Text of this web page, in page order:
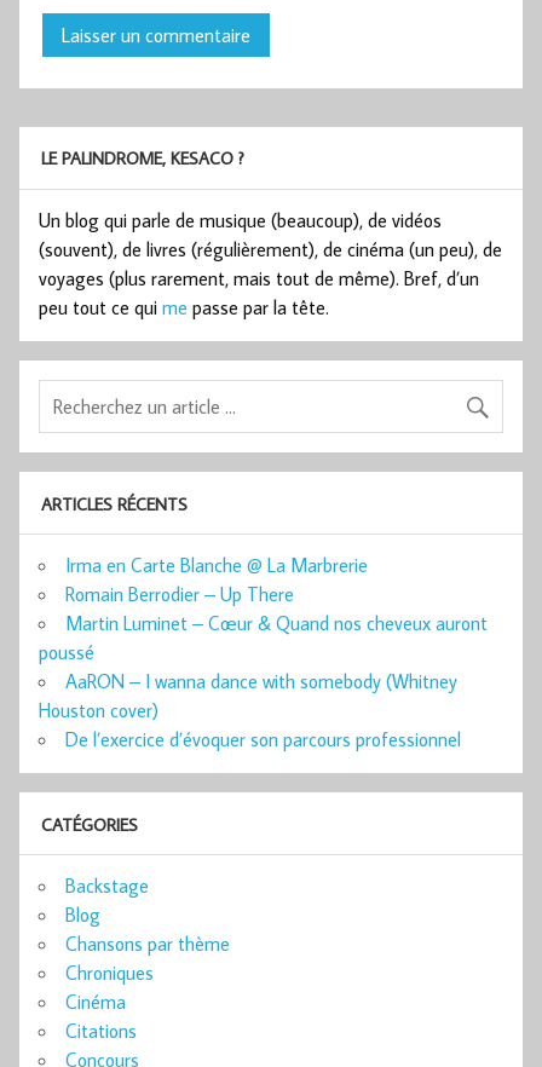
LE PALINDROME, KESACO ?
Un blog qui parle de musique (beaucoup), de vidéos
(souvent), de livres (régulièrement), de cinéma (un peu), de
voyages (plus rarement, mais tout de même). Bref, d’un
peu tout ce qui me passe par la tête.
ARTICLES RÉCENTS
Irma en Carte Blanche @ La Marbrerie
Romain Berrodier – Up There
Martin Luminet – Cœur & Quand nos cheveux auront
poussé
AaRON – I wanna dance with somebody (Whitney
Houston cover)
De l’exercice d’évoquer son parcours professionnel
CATÉGORIES
Backstage
Blog
Chansons par thème
Chroniques
Cinéma
Citations
Concours